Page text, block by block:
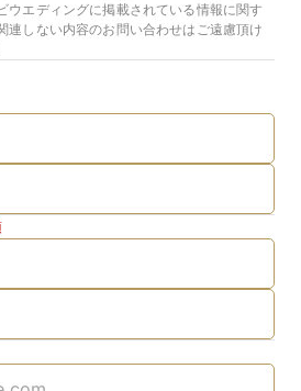
ウエディングに掲載されている情報に関す
連しない内容のお問い合わせはご遠慮頂け